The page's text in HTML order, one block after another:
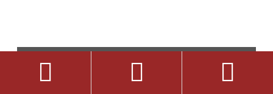
京都の西陣織を使った和小物｜Atelier Kyoto Nishijin（ア
トリエキョウトニシジン）
  